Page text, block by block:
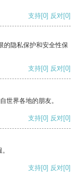
支持[0] 反对[0]
的隐私保护和安全性保
支持[0] 反对[0]
世界各地的朋友。
支持[0] 反对[0]
支持[0] 反对[0]